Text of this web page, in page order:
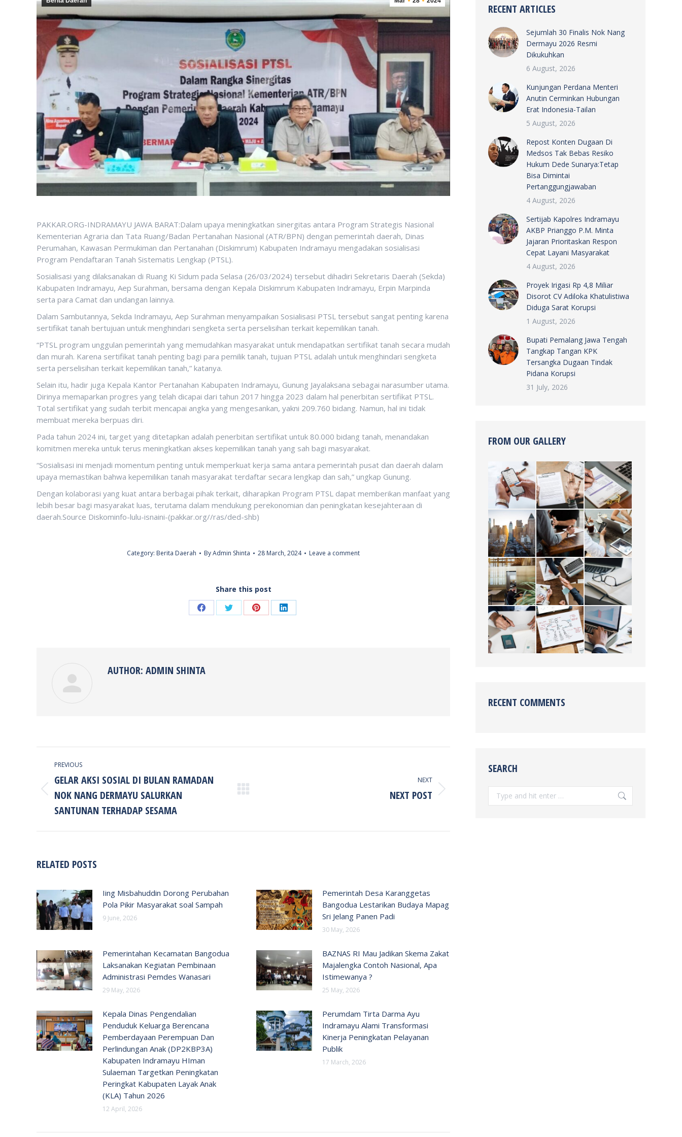
PAKKAR.ORG-INDRAMAYU JAWA BARAT:Dalam upaya meningkatkan sinergitas antara Program Strategis Nasional
Kementerian Agraria dan Tata Ruang/Badan Pertanahan Nasional (ATR/BPN) dengan pemerintah daerah, Dinas
Perumahan, Kawasan Permukiman dan Pertanahan (Diskimrum) Kabupaten Indramayu mengadakan sosialisasi
Program Pendaftaran Tanah Sistematis Lengkap (PTSL).
Sosialisasi yang dilaksanakan di Ruang Ki Sidum pada Selasa (26/03/2024) tersebut dihadiri Sekretaris Daerah (Sekda)
Kabupaten Indramayu, Aep Surahman, bersama dengan Kepala Diskimrum Kabupaten Indramayu, Erpin Marpinda
serta para Camat dan undangan lainnya.
Dalam Sambutannya, Sekda Indramayu, Aep Surahman menyampaikan Sosialisasi PTSL tersebut sangat penting karena
sertifikat tanah bertujuan untuk menghindari sengketa serta perselisihan terkait kepemilikan tanah.
“PTSL program unggulan pemerintah yang memudahkan masyarakat untuk mendapatkan sertifikat tanah secara mudah
dan murah. Karena sertifikat tanah penting bagi para pemilik tanah, tujuan PTSL adalah untuk menghindari sengketa
serta perselisihan terkait kepemilikan tanah,” katanya.
Selain itu, hadir juga Kepala Kantor Pertanahan Kabupaten Indramayu, Gunung Jayalaksana sebagai narasumber utama.
Dirinya memaparkan progres yang telah dicapai dari tahun 2017 hingga 2023 dalam hal penerbitan sertifikat PTSL.
Total sertifikat yang sudah terbit mencapai angka yang mengesankan, yakni 209.760 bidang. Namun, hal ini tidak
membuat mereka berpuas diri.
Pada tahun 2024 ini, target yang ditetapkan adalah penerbitan sertifikat untuk 80.000 bidang tanah, menandakan
komitmen mereka untuk terus meningkatkan akses kepemilikan tanah yang sah bagi masyarakat.
“Sosialisasi ini menjadi momentum penting untuk memperkuat kerja sama antara pemerintah pusat dan daerah dalam
upaya memastikan bahwa kepemilikan tanah masyarakat terdaftar secara lengkap dan sah,” ungkap Gunung.
Dengan kolaborasi yang kuat antara berbagai pihak terkait, diharapkan Program PTSL dapat memberikan manfaat yang
lebih besar bagi masyarakat luas, terutama dalam mendukung perekonomian dan peningkatan kesejahteraan di
daerah.Source Diskominfo-lulu-isnaini-(pakkar.org//ras/ded-shb)
Category: Berita Daerah ByAdmin Shinta 28 March, 2024 Leave a comment
Share this post
Share Share Share Share
AUTHOR: ADMIN SHINTA
NAVIGATION
PREVIOUS
Previous
post:
GELAR AKSI SOSIAL DI BULAN RAMADAN
NOK NANG DERMAYU SALURKAN
SANTUNAN TERHADAP SESAMA
NEXT
NEXT POST
RELATED POSTS
Iing Misbahuddin Dorong Perubahan
Pola Pikir Masyarakat soal Sampah
9 June, 2026
Pemerintah Desa Karanggetas
Bangodua Lestarikan Budaya Mapag
Sri Jelang Panen Padi
30 May, 2026
Pemerintahan Kecamatan Bangodua
Laksanakan Kegiatan Pembinaan
Administrasi Pemdes Wanasari
29 May, 2026
BAZNAS RI Mau Jadikan Skema Zakat
Majalengka Contoh Nasional, Apa
Istimewanya ?
25 May, 2026
Kepala Dinas Pengendalian
Penduduk Keluarga Berencana
Pemberdayaan Perempuan Dan
Perlindungan Anak (DP2KBP3A)
Kabupaten Indramayu HIman
Sulaeman Targetkan Peningkatan
Peringkat Kabupaten Layak Anak
(KLA) Tahun 2026
12 April, 2026
Perumdam Tirta Darma Ayu
Indramayu Alami Transformasi
Kinerja Peningkatan Pelayanan
Publik
17 March, 2026
RECENT ARTICLES
Sejumlah 30 Finalis Nok Nang
Dermayu 2026 Resmi
Dikukuhkan
6 August, 2026
Kunjungan Perdana Menteri
Anutin Cerminkan Hubungan
Erat Indonesia-Tailan
5 August, 2026
Repost Konten Dugaan Di
Medsos Tak Bebas Resiko
Hukum Dede Sunarya:Tetap
Bisa Dimintai
Pertanggungjawaban
4 August, 2026
Sertijab Kapolres Indramayu
AKBP Prianggo P.M. Minta
Jajaran Prioritaskan Respon
Cepat Layani Masyarakat
4 August, 2026
Proyek Irigasi Rp 4,8 Miliar
Disorot CV Adiloka Khatulistiwa
Diduga Sarat Korupsi
1 August, 2026
Bupati Pemalang Jawa Tengah
Tangkap Tangan KPK
Tersangka Dugaan Tindak
Pidana Korupsi
31 July, 2026
FROM OUR GALLERY
RECENT COMMENTS
SEARCH
Search: